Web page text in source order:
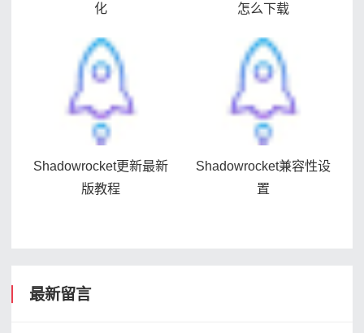
化
怎么下载
Shadowrocket更新最新
版教程
Shadowrocket兼容性设
置
最新留言